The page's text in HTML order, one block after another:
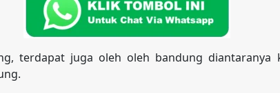
terdapat juga oleh oleh bandung diantaranya